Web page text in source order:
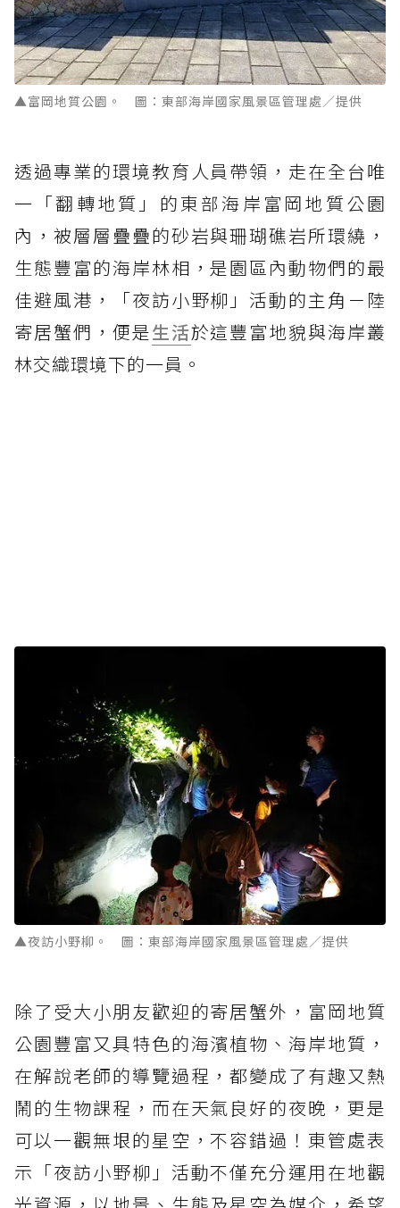
▲富岡地質公園。 圖：東部海岸國家風景區管理處／提供
透過專業的環境教育人員帶領，走在全台唯
一「翻轉地質」的東部海岸富岡地質公園
內，被層層疊疊的砂岩與珊瑚礁岩所環繞，
生態豐富的海岸林相，是園區內動物們的最
佳避風港，「夜訪小野柳」活動的主角－陸
寄居蟹們，便是生活於這豐富地貌與海岸叢
林交織環境下的一員。
▲夜訪小野柳。 圖：東部海岸國家風景區管理處／提供
除了受大小朋友歡迎的寄居蟹外，富岡地質
公園豐富又具特色的海濱植物、海岸地質，
在解說老師的導覽過程，都變成了有趣又熱
鬧的生物課程，而在天氣良好的夜晚，更是
可以一觀無垠的星空，不容錯過！東管處表
示「夜訪小野柳」活動不僅充分運用在地觀